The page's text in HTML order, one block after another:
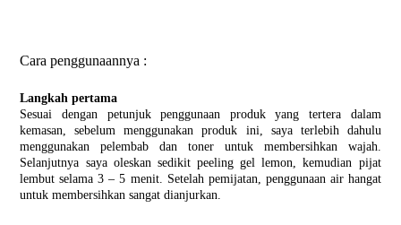
Cara penggunaannya :
Langkah pertama
Sesuai dengan petunjuk penggunaan produk yang tertera dalam
kemasan, sebelum menggunakan produk ini, saya terlebih dahulu
menggunakan pelembab dan toner untuk membersihkan wajah.
Selanjutnya saya oleskan sedikit peeling gel lemon, kemudian pijat
lembut selama 3 – 5 menit. Setelah pemijatan, penggunaan air hangat
untuk membersihkan sangat dianjurkan.